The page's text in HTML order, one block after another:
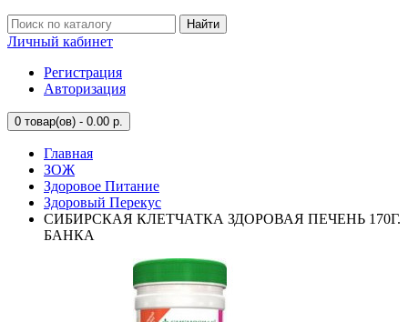
Найти
Личный кабинет
Регистрация
Авторизация
0 товар(ов) - 0.00 р.
Главная
ЗОЖ
Здоровое Питание
Здоровый Перекус
СИБИРСКАЯ КЛЕТЧАТКА ЗДОРОВАЯ ПЕЧЕНЬ 170Г.
БАНКА